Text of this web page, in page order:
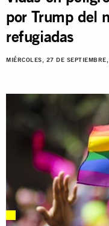
por Trump del
refugiadas
MIÉRCOLES, 27 DE